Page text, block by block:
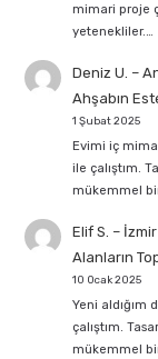
mimari proje
yetenekliler.…
Deniz U. –
Ahşabın
1 Şubat 2025
Evimi iç
ile çalıştım.
mükemmel
Elif S. – İzmir
Alanların
10 Ocak 2025
Yeni aldığım
çalıştım.
mükemmel